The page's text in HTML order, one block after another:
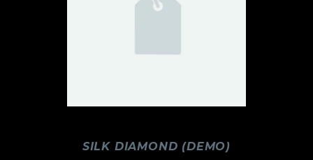
SILK DIAMOND (DEMO)